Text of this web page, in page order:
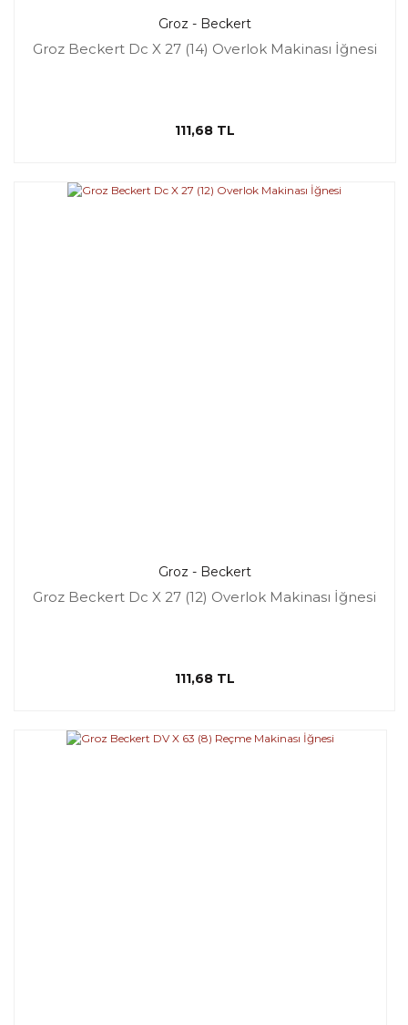
Groz - Beckert
Groz Beckert Dc X 27 (14) Overlok Makinası İğnesi
111,68 TL
Groz - Beckert
Groz Beckert Dc X 27 (12) Overlok Makinası İğnesi
111,68 TL